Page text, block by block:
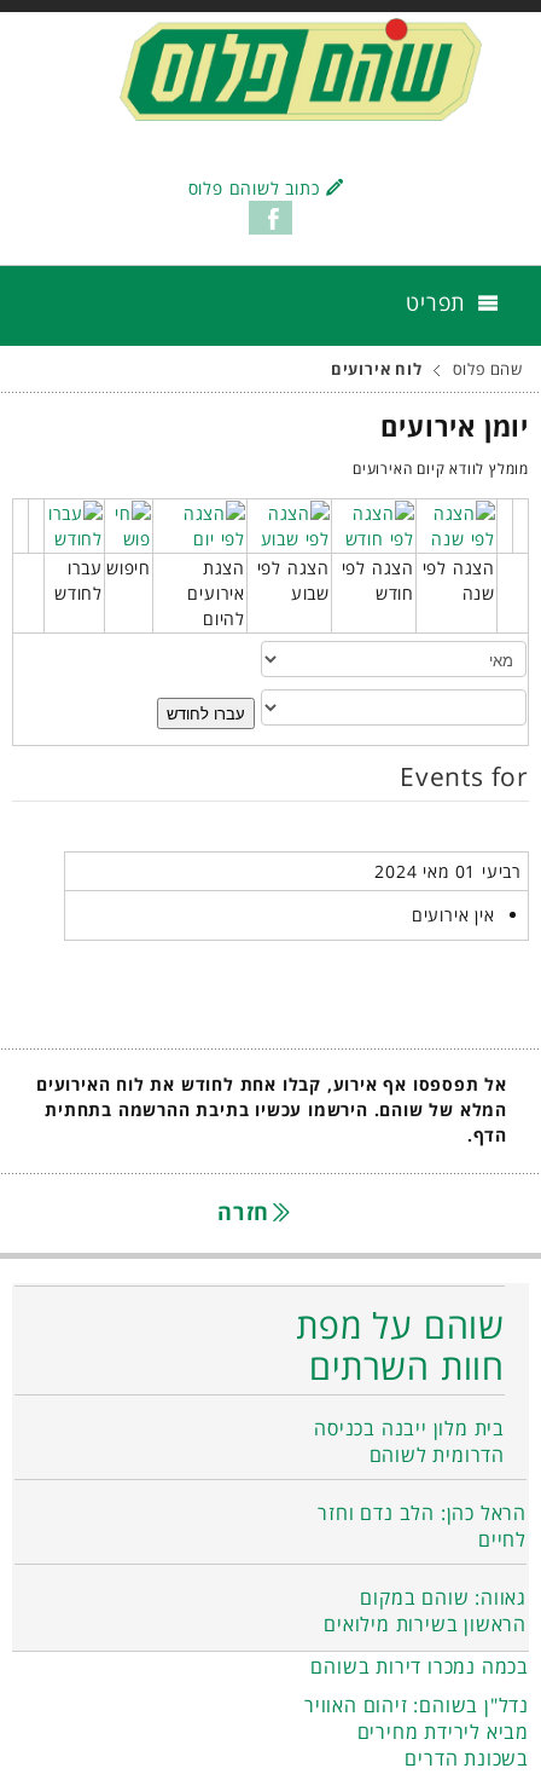
כתוב לשוהם פלוס
תפריט
שהם פלוס לוח אירועים
יומן אירועים
מומלץ לוודא קיום האירועים
הצגה לפי
שנה
הצגה לפי
חודש
הצגה לפי
שבוע
הצגת
אירועים
להיום
חיפוש עברו
לחודש
עברו לחודש
Events for
רביעי 01 מאי 2024
אין אירועים
אל תפספסו אף אירוע, קבלו אחת לחודש את לוח האירועים
המלא של שוהם. הירשמו עכשיו בתיבת ההרשמה בתחתית
הדף.
חזרה
שוהם על מפת
חוות השרתים
בית מלון ייבנה בכניסה
הדרומית לשוהם
הראל כהן: הלב נדם וחזר
לחיים
גאווה: שוהם במקום
הראשון בשירות מילואים
בכמה נמכרו דירות בשוהם
נדל"ן בשוהם: זיהום האוויר
מביא לירידת מחירים
בשכונת הדרים